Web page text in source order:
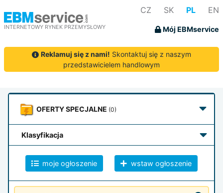
INTERNETOWY RYNEK PRZEMYSŁOWY
CZ SK PL EN
Mój EBMservice
Reklamuj się z nami! Skontaktuj się z naszym
przedstawicielem handlowym
OFERTYSPECJALNE (0)
klasyfikacja
moje ogłoszenie wstaw ogłoszenie